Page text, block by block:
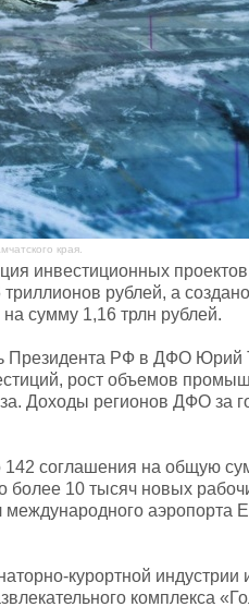
края.
инвестиционных
рублей, а
сумму 1,16 трлн рублей.
Президента РФ в ДФО Юрий
рост объемов
Доходы регионов ДФО за
соглашения на общую
более 10 тысяч новых
аэропорта
курортной
комплекса